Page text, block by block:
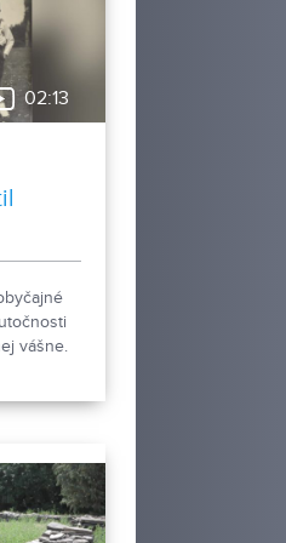
02:13
vášne.
Šabíka
ktorú